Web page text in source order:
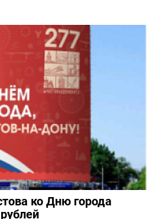
ко Дню города